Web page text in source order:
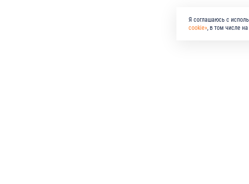
Я соглашаюсь с
cookie», в том числе